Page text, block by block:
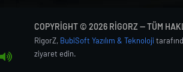
COPYRIGHT © 2026 RIGORZ — TÜM
RigorZ, BubiSoft Yazılım & Teknoloji
ziyaret edin.